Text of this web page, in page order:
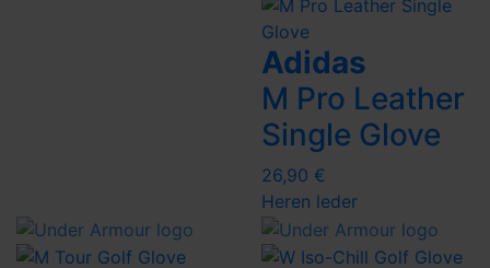
Adidas
M Pro Leather
Single Glove
26,90 €
Heren leder